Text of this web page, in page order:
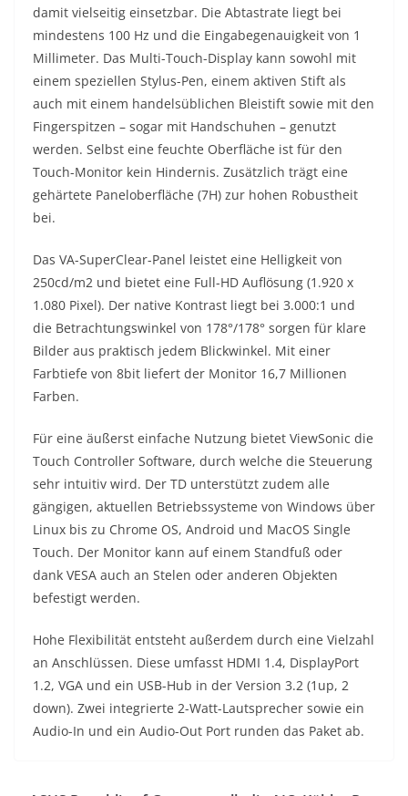
damit vielseitig einsetzbar. Die Abtastrate liegt bei
mindestens 100 Hz und die Eingabegenauigkeit von 1
Millimeter. Das Multi-Touch-Display kann sowohl mit
einem speziellen Stylus-Pen, einem aktiven Stift als
auch mit einem handelsüblichen Bleistift sowie mit den
Fingerspitzen – sogar mit Handschuhen – genutzt
werden. Selbst eine feuchte Oberfläche ist für den
Touch-Monitor kein Hindernis. Zusätzlich trägt eine
gehärtete Paneloberfläche (7H) zur hohen Robustheit
bei.
Das VA-SuperClear-Panel leistet eine Helligkeit von
250cd/m2 und bietet eine Full-HD Auflösung (1.920 x
1.080 Pixel). Der native Kontrast liegt bei 3.000:1 und
die Betrachtungswinkel von 178°/178° sorgen für klare
Bilder aus praktisch jedem Blickwinkel. Mit einer
Farbtiefe von 8bit liefert der Monitor 16,7 Millionen
Farben.
Für eine äußerst einfache Nutzung bietet ViewSonic die
Touch Controller Software, durch welche die Steuerung
sehr intuitiv wird. Der TD unterstützt zudem alle
gängigen, aktuellen Betriebssysteme von Windows über
Linux bis zu Chrome OS, Android und MacOS Single
Touch. Der Monitor kann auf einem Standfuß oder
dank VESA auch an Stelen oder anderen Objekten
befestigt werden.
Hohe Flexibilität entsteht außerdem durch eine Vielzahl
an Anschlüssen. Diese umfasst HDMI 1.4, DisplayPort
1.2, VGA und ein USB-Hub in der Version 3.2 (1up, 2
down). Zwei integrierte 2-Watt-Lautsprecher sowie ein
Audio-In und ein Audio-Out Port runden das Paket ab.